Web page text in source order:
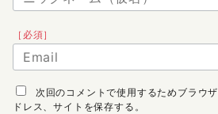
［必須］
次回のコメントで使用するためブラウ
ドレス、サイトを保存する。